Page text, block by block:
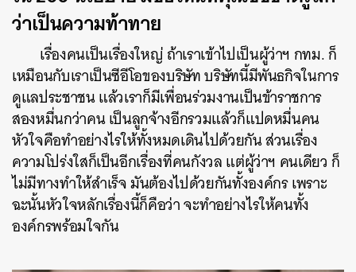
ว่าเป็นความท้าทาย
เรื่องคนเป็นเรื่องใหญ่ถ้าเราเข้าไปเป็นผู้ว่าฯ กทม.ก็
เหมือนกับเราเป็นซีอีโอของบริษัทบริษัทนี้มีพันธกิจในการ
ดูแลประชาชนแล้วเราก็มีเพื่อนร่วมงานเป็นข้าราชการ
สองหมื่นกว่าคนเป็นลูกจ้างอีกรวมแล้วก็แปดหมื่นคน
หัวใจคือทำอย่างไรให้ทั้งหมดเดินไปด้วยกันส่วนเรื่อง
ความโปร่งใสก็เป็นอีกเรื่องที่คนกังวลแต่ผู้ว่าฯ คนเดียวก็
ไม่มีทางทำให้สำเร็จมันต้องไปด้วยกันทั้งองค์กรเพราะ
ฉะนั้นหัวใจหลักเรื่องนี้ก็คือว่าจะทำอย่างไรให้คนทั้ง
องค์กรพร้อมใจกัน